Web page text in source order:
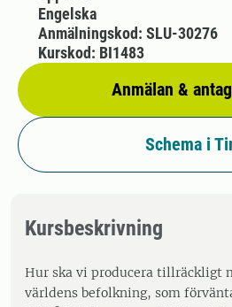
Engelska
Anmälan &
Anmälningskod: SLU-30276
Kurskod: BI1483
Schema i
Kursbeskrivning
Hur ska vi producera tillräckligt
världens befolkning, som